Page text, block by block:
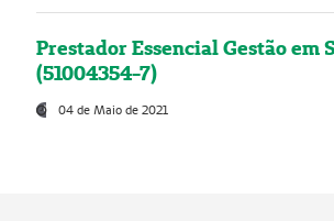
Prestador Essencial Gestão em
(51004354-7)
04 de Maio de 2021